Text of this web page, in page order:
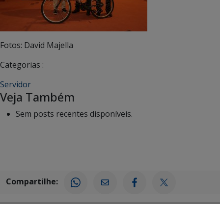
Fotos: David Majella
Categorias :
Servidor
Veja Também
Sem posts recentes disponíveis.
Compartilhe: